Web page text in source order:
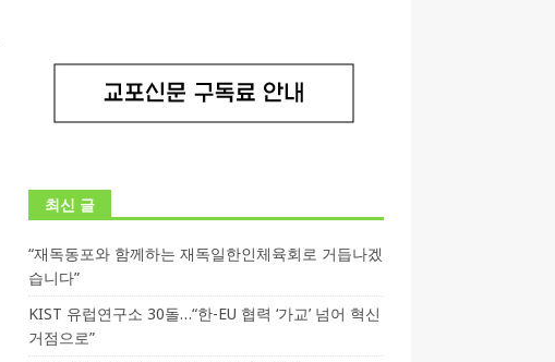
최신 글
“재독동포와 함께하는 재독일한인체육회로 거듭나겠
습니다”
KIST 유럽연구소 30돌…“한-EU 협력 ‘가교’ 넘어 혁신
거점으로”